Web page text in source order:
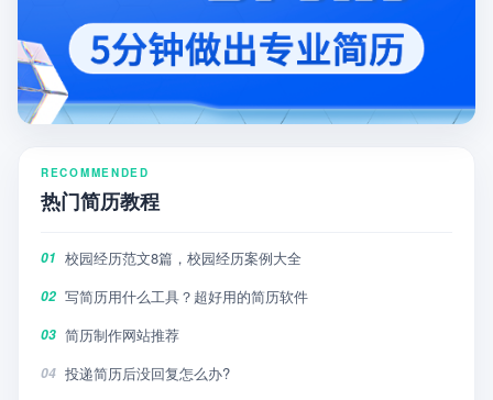
RECOMMENDED
热门简历教程
01 校园经历范文8篇，校园经历案例大全
02 写简历用什么工具？超好用的简历软件
03 简历制作网站推荐
04 投递简历后没回复怎么办?